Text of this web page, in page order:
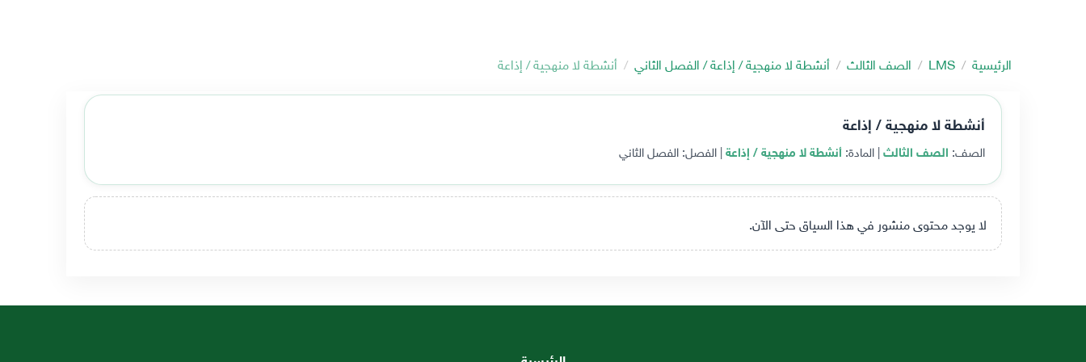
الرئيسية LMS الصف الثالث أنشطة لا منهجية / إذاعة / الفصل الثاني أنشطة لا منهجية / إذاعة
أنشطة لا منهجية / إذاعة
الصف: الصف الثالث| المادة:أنشطة لا منهجية / إذاعة| الفصل: الفصل الثاني
لا يوجد محتوى منشور في هذا السياق حتى الآن.